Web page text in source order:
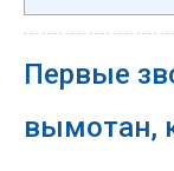
Первые
вымотан,